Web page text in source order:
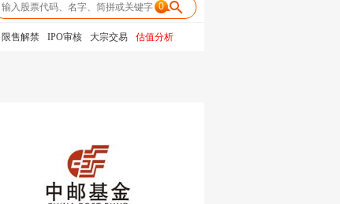
0
限售解禁 IPO审核 大宗交易 估值分析